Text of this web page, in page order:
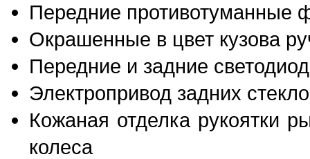
Передние противотуманные
Окрашенные в цвет кузова
Передние и задние
Электропривод задних
Кожаная отделка рукоятки
колеса